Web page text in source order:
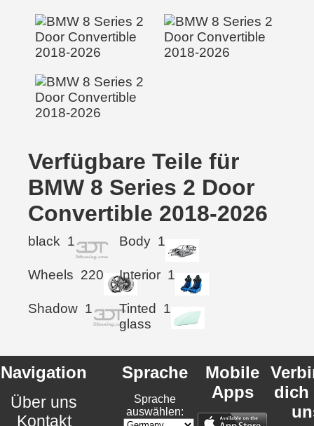
Verfügbare Teile für
BMW 8 Series 2 Door
Convertible 2018-2026
black 1 Body 1
Wheels 220 Interior 1
Shadow 1
Tinted
glass
1
Navigation
Über uns
Kontakt
Sprache
Sprache
auswählen:
Mobile
Apps
dich